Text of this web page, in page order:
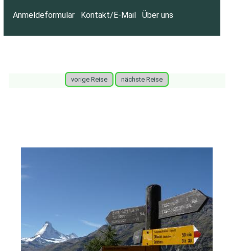
Anmeldeformular Kontakt/E-Mail Über uns
vorige Reise nächste Reise